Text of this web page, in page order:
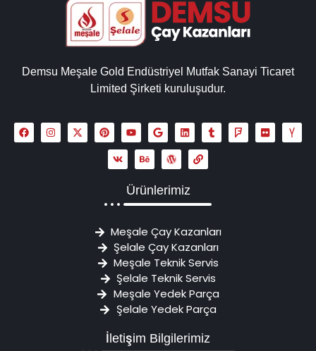
Demsu Meşale Gold Endüstriyel Mutfak Sanayi Ticaret
Limited Şirketi kuruluşudur.
Ürünlerimiz
Meşale Çay Kazanları
Şelale Çay Kazanları
Meşale Teknik Servis
Şelale Teknik Servis
Meşale Yedek Parça
Şelale Yedek Parça
İletişim Bilgilerimiz